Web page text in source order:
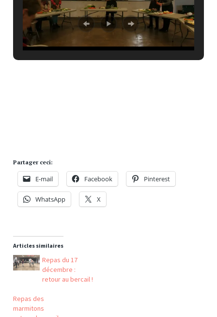
Partager ceci:
E-mail Facebook Pinterest
WhatsApp X
Articles similaires
Repas du 17
décembre :
retour au bercail !
Repas des
marmitons